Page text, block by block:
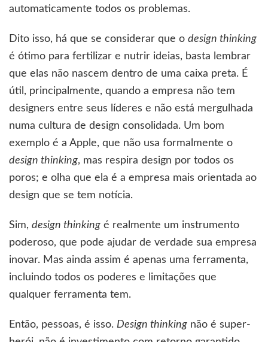
automaticamente todos os problemas.
Dito isso, há que se considerar que o design thinking
é ótimo para fertilizar e nutrir ideias, basta lembrar
que elas não nascem dentro de uma caixa preta. É
útil, principalmente, quando a empresa não tem
designers entre seus líderes e não está mergulhada
numa cultura de design consolidada. Um bom
exemplo é a Apple, que não usa formalmente o
design thinking, mas respira design por todos os
poros; e olha que ela é a empresa mais orientada ao
design que se tem notícia.
Sim, design thinking é realmente um instrumento
poderoso, que pode ajudar de verdade sua empresa
inovar. Mas ainda assim é apenas uma ferramenta,
incluindo todos os poderes e limitações que
qualquer ferramenta tem.
Então, pessoas, é isso. Design thinking não é super-